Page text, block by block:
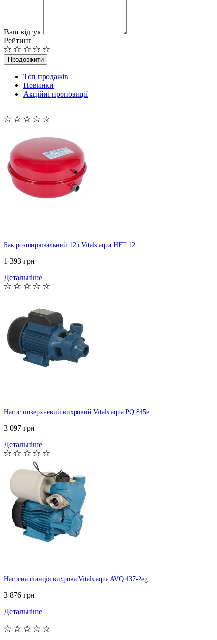
Ваш відгук
Рейтинг
Продовжити
Топ продажів
Новинки
Акційні пропозиції
Бак розширювальний 12л Vitals aqua HFT 12
1 393 грн
Детальніше
Насос поверхневий вихровий Vitals aqua PQ 845e
3 097 грн
Детальніше
Насосна станція вихрова Vitals aqua AVQ 437-2eg
3 876 грн
Детальніше